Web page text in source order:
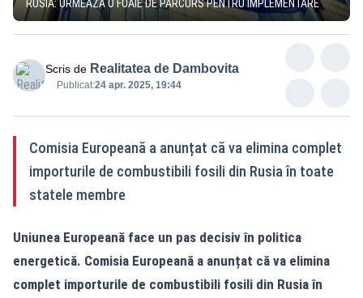
RUSIA: URMEAZĂ O FOAIE DE PARCURS PENTRU IMPLEMENTARE
Scris de Realitatea de Dambovita
Publicat:24 apr. 2025, 19:44
Comisia Europeană a anunțat că va elimina complet
importurile de combustibili fosili din Rusia în toate
statele membre
Uniunea Europeană face un pas decisiv în politica
energetică. Comisia Europeană a anunțat că va elimina
complet importurile de combustibili fosili din Rusia în